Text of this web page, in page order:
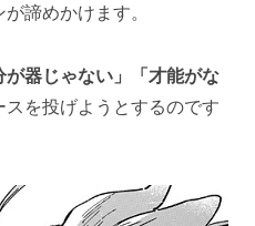
諦めかけます。
が器じゃない」「才能がな
を投げようとするのです